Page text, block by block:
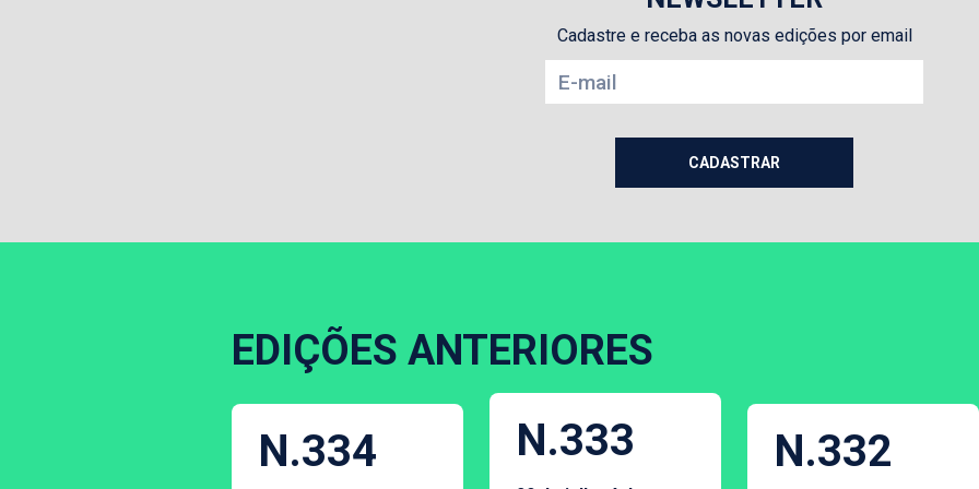
Cadastre e receba as novas edições por email
EDIÇÕES ANTERIORES
N.334 N.333 N.332